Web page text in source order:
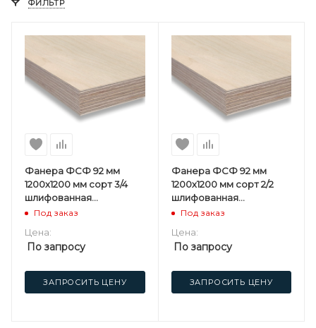
ФИЛЬТР
Фанера ФСФ 92 мм
1200х1200 мм сорт 3/4
шлифованная
березовая
Под заказ
Цена:
По запросу
ЗАПРОСИТЬ ЦЕНУ
Фанера ФСФ 92 мм
1200х1200 мм сорт 2/2
шлифованная
березовая
Под заказ
Цена:
По запросу
ЗАПРОСИТЬ ЦЕНУ